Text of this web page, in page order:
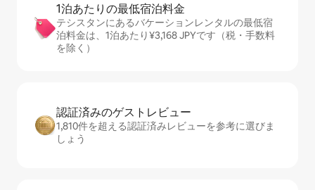
1泊あたりの最⁠低⁠宿⁠泊⁠料⁠金
テシスタンにあるバケーションレンタルの最低宿
泊料金は、1泊あたり¥3,168 JPYです（税・手数料
を除く）
認証済みのゲ⁠ス⁠ト⁠レ⁠ビ⁠ュ⁠ー
1,810件を超える認証済みレビューを参考に選びま
しょう